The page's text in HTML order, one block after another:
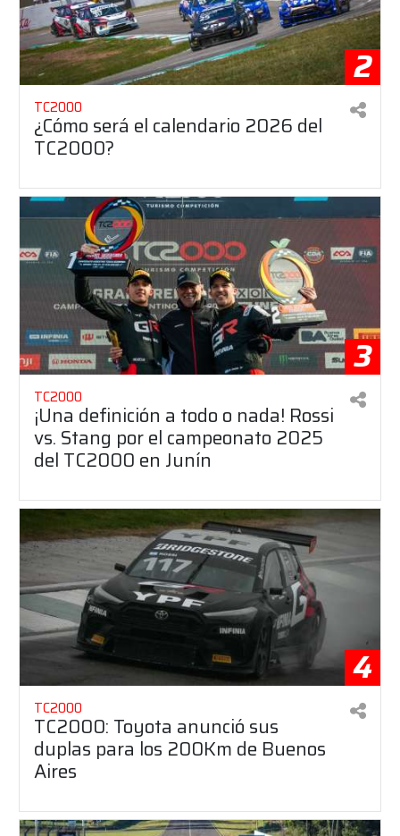
2
TC2000
¿Cómo será el calendario 2026 del
TC2000?
3
TC2000
¡Una definición a todo o nada! Rossi
vs. Stang por el campeonato 2025
del TC2000 en Junín
4
TC2000
TC2000: Toyota anunció sus
duplas para los 200Km de Buenos
Aires